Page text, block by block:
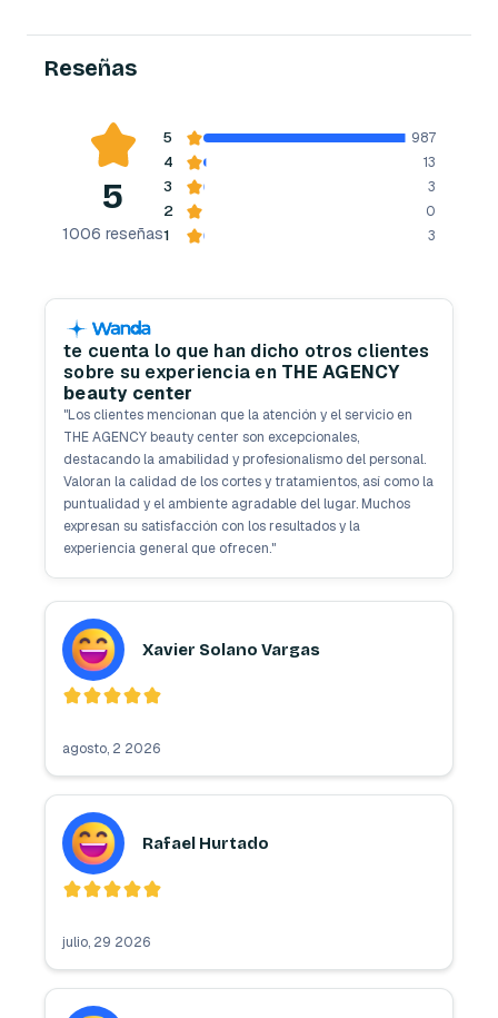
Reseñas
5
1006 reseñas
5 987
4 13
3 3
2 0
1 3
te cuenta lo que han dicho otros clientes
sobre su experiencia en THE AGENCY
beauty center
"Los clientes mencionan que la atención y el servicio en
THE AGENCY beauty center son excepcionales,
destacando la amabilidad y profesionalismo del personal.
Valoran la calidad de los cortes y tratamientos, así como la
puntualidad y el ambiente agradable del lugar. Muchos
expresan su satisfacción con los resultados y la
experiencia general que ofrecen."
Xavier Solano Vargas
agosto, 2 2026
Rafael Hurtado
julio, 29 2026